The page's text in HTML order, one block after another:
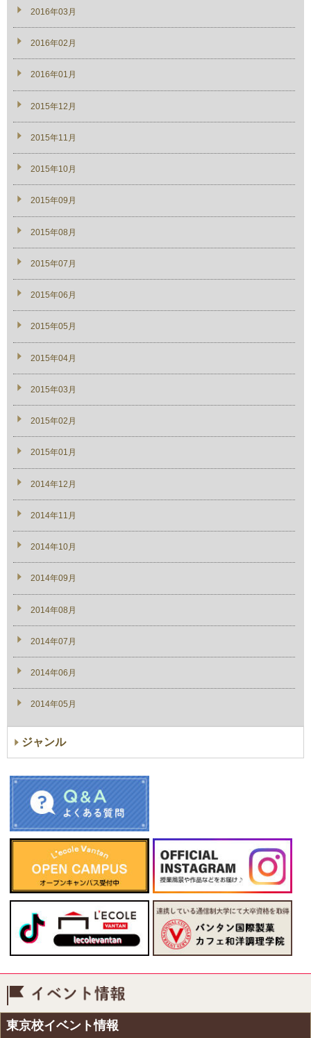
2016年03月
2016年02月
2016年01月
2015年12月
2015年11月
2015年10月
2015年09月
2015年08月
2015年07月
2015年06月
2015年05月
2015年04月
2015年03月
2015年02月
2015年01月
2014年12月
2014年11月
2014年10月
2014年09月
2014年08月
2014年07月
2014年06月
2014年05月
ジャンル
東京校イベント情報